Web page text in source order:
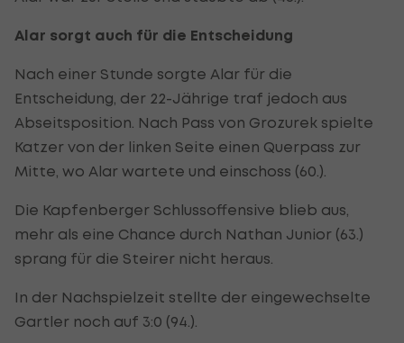
Alar sorgt auch für die Entscheidung
Nach einer Stunde sorgte Alar für die
Entscheidung, der 22-Jährige traf jedoch aus
Abseitsposition. Nach Pass von Grozurek spielte
Katzer von der linken Seite einen Querpass zur
Mitte, wo Alar wartete und einschoss (60.).
Die Kapfenberger Schlussoffensive blieb aus,
mehr als eine Chance durch Nathan Junior (63.)
sprang für die Steirer nicht heraus.
In der Nachspielzeit stellte der eingewechselte
Gartler noch auf 3:0 (94.).